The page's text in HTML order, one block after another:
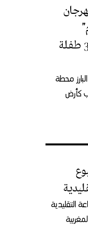
18 المهرجان
بمشاركة اكثر من 300 طفلة
محطة
كأرض
التقليدية